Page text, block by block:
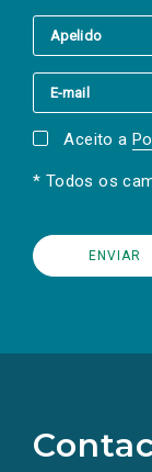
Aceito a
* Todos os
redes
sociais